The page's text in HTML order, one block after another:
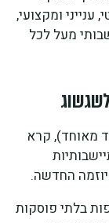
ומקצועי,
מעל לכל
מאוחד), קרא
החדשה.
בלתי פוסקות